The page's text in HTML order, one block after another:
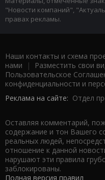
"Новости компаний",
правах рекламы.
Наши контакты и схема
нами | Разместить свои
Пользовательское
конфиденциальности и
Реклама на сайте: Отдел
Оставляя комментарий,
содержание и тон Вашего
реальных людей,
отношение к данной
нарушают эти правила
заблокированы.
Полная версия правил